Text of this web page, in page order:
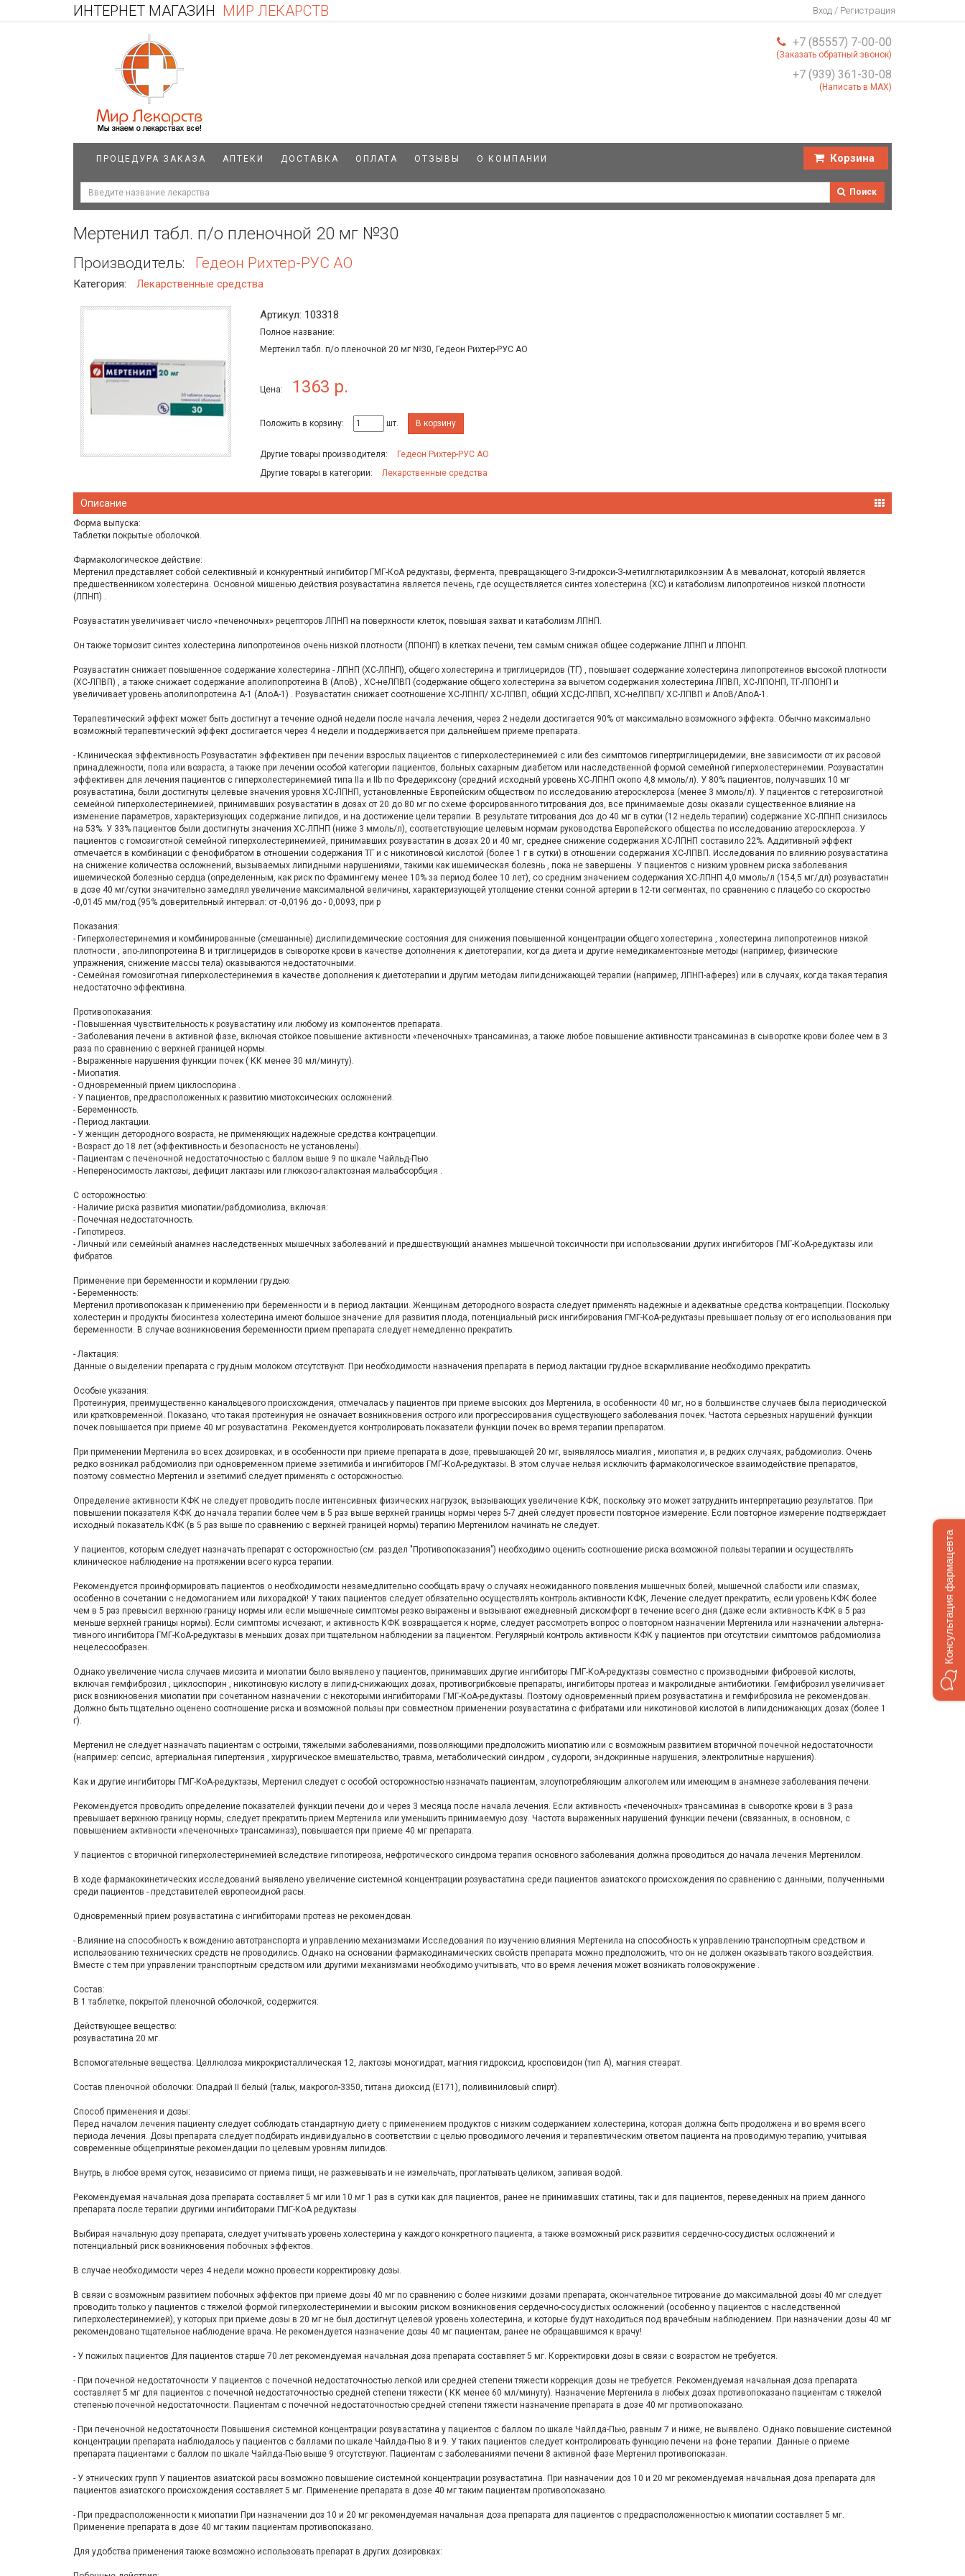
ИНТЕРНЕТ МАГАЗИН МИР ЛЕКАРСТВ Вход / Регистрация
+7 (85557) 7-00-00
(Заказать обратный звонок)
+7 (939) 361-30-08
(Написать в MAX)
ПРОЦЕДУРА ЗАКАЗА АПТЕКИ ДОСТАВКА ОПЛАТА ОТЗЫВЫ О КОМПАНИИ Корзина
Поиск
Мертенил табл. п/о пленочной 20 мг №30
Производитель: Гедеон Рихтер-РУС АО
Категория: Лекарственные средства
Артикул: 103318
Полное название:
Мертенил табл. п/о пленочной 20 мг №30, Гедеон Рихтер-РУС АО
Цена: 1363 р.
Положить в корзину: шт. В корзину
Другие товары производителя:
Гедеон Рихтер-РУС АО
Другие товары в категории:
Лекарственные средства
Описание
Форма выпуска:
Таблетки покрытые оболочкой.
Фармакологическое действие:
Мертенил представляет собой селективный и конкурентный ингибитор ГМГ-КоА редуктазы, фермента, превращающего З-гидрокси-З-метилглютарилкоэнзим А в мевалонат, который является
предшественником холестерина. Основной мишенью действия розувастатина является печень, где осуществляется синтез холестерина (ХС) и катаболизм липопротеинов низкой плотности
(ЛПНП) .
Розувастатин увеличивает число «печеночных» рецепторов ЛПНП на поверхности клеток, повышая захват и катаболизм ЛПНП.
Он также тормозит синтез холестерина липопротеинов очень низкой плотности (ЛПОНП) в клетках печени, тем самым снижая общее содержание ЛПНП и ЛПОНП.
Розувастатин снижает повышенное содержание холестерина - ЛПНП (ХС-ЛПНП), общего холестерина и триглицеридов (ТГ) , повышает содержание холестерина липопротеинов высокой плотности
(ХС-ЛПВП) , а также снижает содержание аполипопротеина В (АпоВ) , ХС-неЛПВП (содержание общего холестерина за вычетом содержания холестерина ЛПВП, ХС-ЛПОНП, ТГ-ЛПОНП и
увеличивает уровень аполипопротеина А-1 (АпоА-1) . Розувастатин снижает соотношение ХС-ЛПНП/ ХС-ЛПВП, общий ХСДС-ЛПВП, ХС-неЛПВП/ ХС-ЛПВП и АпоВ/АпоА-1.
Терапевтический эффект может быть достигнут а течение одной недели после начала лечения, через 2 недели достигается 90% от максимально возможного эффекта. Обычно максимально
возможный терапевтический эффект достигается через 4 недели и поддерживается при дальнейшем приеме препарата.
- Клиническая эффективность Розувастатин эффективен при печении взрослых пациентов с гиперхолестеринемией с или без симптомов гипертриглицеридемии, вне зависимости от их расовой
принадлежности, пола или возраста, а также при лечении особой категории пациентов, больных сахарным диабетом или наследственной формой семейной гиперхолестеринемии. Розувастатин
эффективен для лечения пациентов с гиперхолестеринемией типа IIа и IIb по Фредериксону (сред­ний исходный уровень ХС-ЛПНП окопо 4,8 ммоль/л). У 80% пациентов, получавших 10 мг
розувастатина, были достигнуты целевые значения уровня ХС-ЛПНП, установленные Европейским обществом по исследованию атеросклероза (менее 3 ммоль/л). У пациентов с гетерозиготной
семейной гиперхолестеринемией, принимавших розувастатин в дозах от 20 до 80 мг по схеме форсированного титрования доз, все принимаемые дозы оказали существенное влияние на
изменение параметров, характеризующих содержание липидов, и на достижение цели терапии. В результате титрования доз до 40 мг в сутки (12 недель терапии) содержание ХС-ЛПНП снизилось
на 53%. У 33% пациентов были достигнуты значения ХС-ЛПНП (ниже 3 ммоль/л), соответствующие целевым нормам руководства Европейского общества по исследованию атеросклероза. У
пациентов с гомозиготной семейной гиперхолестеринемией, принимавших розувастатин в дозах 20 и 40 мг, среднее снижение содержания ХС-ЛПНП составило 22%. Аддитивный эффект
отмечается в комбинации с фенофибратом в отношении содержания ТГ и с никотиновой кислотой (более 1 г в сутки) в отношении содержания ХС-ЛПВП. Исследования по влиянию розувастатина
на снижение количества осложнений, вызываемых липидными нарушениями, такими как ишемическая болезнь , пока не завершены. У пациентов с низким уровнем риска заболевания
ишемической болезнью сердца (определенным, как риск по Фрамингему менее 10% за период более 10 лет), со средним значением содержания ХС-ЛПНП 4,0 ммоль/л (154,5 мг/дл) розувастатин
в дозе 40 мг/сутки значительно замедлял увеличение максимальной величины, характеризующей утолщение стенки сонной артерии в 12-ти сегментах, по сравнению с плацебо со скоростью
-0,0145 мм/год (95% доверительный интервал: от -0,0196 до - 0,0093, при р
Показания:
- Гиперхолестеринемия и комбинированные (смешанные) дислипидемические состояния для снижения повышенной концентрации общего холестерина , холестерина липопротеинов низкой
плотности , апо-липопротеина В и триглицеридов в сыворотке крови в качестве дополнения к диетотерапии, когда диета и другие немедикаментозные методы (например, физические
упражнения, снижение массы тела) оказываются недостаточными.
- Семейная гомозиготная гиперхолестеринемия в качестве дополнения к диетотерапии и другим методам липидснижающей терапии (например, ЛПНП-аферез) или в случаях, когда такая терапия
недостаточно эффективна.
Противопоказания:
- Повышенная чувствительность к розувастатину или любому из компонентов препарата.
- Заболевания печени в активной фазе, включая стойкое повышение активности «печеночных» трансаминаз, а также любое повышение активности трансаминаз в сыворотке крови более чем в 3
раза по сравнению с верхней границей нормы.
- Выраженные нарушения функции почек ( КК менее 30 мл/минуту).
- Миопатия.
- Одновременный прием циклоспорина .
- У пациентов, предрасположенных к развитию миотоксических осложнений.
- Беременность.
- Период лактации.
- У женщин детородного возраста, не применяющих надежные средства контрацепции.
- Возраст до 18 лет (эффективность и безопасность не установлены).
- Пациентам с печеночной недостаточностью с баллом выше 9 по шкале Чайльд-Пью.
- Непереносимость лактозы, дефицит лактазы или глюкозо-галактозная мальабсорбция .
С осторожностью:
- Наличие риска развития миопатии/рабдомиолиза, включая:
- Почечная недостаточность.
- Гипотиреоз.
- Личный или семейный анамнез наследственных мышечных заболеваний и предшествующий анамнез мышечной токсичности при использовании других ингибиторов ГМГ-КоА-редуктазы или
фибратов.
Применение при беременности и кормлении грудью:
- Беременность:
Мертенил противопоказан к применению при беременности и в период лактации. Женщинам детородного возраста следует применять надежные и адекватные средства контрацепции. Поскольку
холестерин и продукты биосинтеза холестерина имеют большое значение для развития плода, потенциальный риск ингибирования ГМГ-КоА-редуктазы превышает пользу от его использования при
беременности. В случае возникновения беременности прием препарата следует немедленно прекратить.
- Лактация:
Данные о выделении препарата с грудным молоком отсутствуют. При необходимости назначения препарата в период лактации грудное вскармливание необходимо прекратить.
Особые указания:
Протеинурия, преимущественно канальцевого про­исхождения, отмечалась у пациентов при приеме высоких доз Мертенила, в особенности 40 мг, но в большинстве случаев была периодической
или кратковременной. Показано, что такая протеинурия не означает возникновения острого или прогрессирования существующего заболевания почек. Частота серьезных нарушений функции
почек повышается при приеме 40 мг розувастатина. Рекомендуется контролировать показатели функции почек во время терапии препаратом.
При применении Мертенила во всех дозировках, и в особенности при приеме препарата в дозе, пре­вышающей 20 мг, выявлялось миалгия , миопатия и, в редких случаях, рабдомиолиз. Очень
редко воз­никал рабдомиолиз при одновременном приеме эзетимиба и ингибиторов ГМГ-КоА-редуктазы. В этом случае нельзя исключить фармакологическое взаимодействие препаратов,
поэтому совместно Мертенил и эзетимиб следует применять с осто­рожностью.
Определение активности КФК не следует проводить после интенсивных физических нагрузок, вызываю­щих увеличение КФК, поскольку это может затруд­нить интерпретацию результатов. При
повышении по­казателя КФК до начала терапии более чем в 5 раз выше верхней границы нормы через 5-7 дней следу­ет провести повторное измерение. Если повторное измерение подтверждает
исходный показатель КФК (в 5 раз выше по сравнению с верхней границей нормы) терапию Мертенилом начинать не следует.
У пациентов, которым следует назначать препарат с осторожностью (см. раздел "Противопоказания") необходимо оценить соотношение риска возможной пользы терапии и осуществлять
клиническое наблюдение на протяжении всего курса терапии.
Рекомендуется проинформировать пациентов о необходимости незамедлительно сообщать вра­чу о случаях неожиданного появления мышечных болей, мышечной слабости или спазмах,
особен­но в сочетании с недомоганием или лихорадкой! У таких пациентов следует обязательно осуществлять контроль активности КФК, Лечение следует прекра­тить, если уровень КФК более
чем в 5 раз превысил верхнюю границу нормы или если мышечные симптомы резко выражены и вызывают ежедневный дис­комфорт в течение всего дня (даже если активность КФК в 5 раз
меньше верхней границы нормы). Если симптомы исчезают, и активность КФК возвращается к норме, следует рассмотреть вопрос о повторном назначении Мертенила или назначении альтерна­
тивного ингибитора ГМГ-КоА-редуктазы в меньших дозах при тщательном наблюдении за пациентом. Регулярный контроль активности КФК у пациентов при отсутствии симптомов рабдомиолиза
нецеле­сообразен.
Однако увеличение числа случаев миозита и миопатии было выявлено у пациентов, принимавших другие ингибиторы ГМГ-КоА-редуктазы совместно с производными фиброевой кислоты,
включая гемфиброзил , циклоспорин , никотиновую кислоту в липид-снижающих дозах, противогрибковые препараты, ингибиторы протеаз и макролидные антибиотики. Гемфиброзил увеличивает
риск возникновения миопатии при сочетанном назначении с некоторыми ингибиторами ГМГ-КоА-редуктазы. Поэтому одно­временный прием розувастатина и гемфиброзила не рекомендован.
Должно быть тщательно оценено соотношение риска и возможной пользы при со­вместном применении розувастатина с фибратами или никотиновой кислотой в липидснижающих дозах (более 1
г).
Мертенил не следует назначать пациентам с остры­ми, тяжелыми заболеваниями, позволяющими пред­положить миопатию или с возможным развитием вторичной почечной недостаточности
(например: сепсис, артериальная гипертензия , хирургическое вмешательство, травма, метаболический синдром , судороги, эндокринные нарушения, электролитные нарушения).
Как и другие ингибиторы ГМГ-КоА-редуктазы, Мертенил следует с особой осторожностью назначать пациентам, злоупотребляющим алкоголем или име­ющим в анамнезе заболевания печени.
Рекомендуется проводить определение показателей функции печени до и через 3 месяца после начала лечения. Если активность «печеночных» трансаминаз в сыворотке крови в 3 раза
превышает верхнюю гра­ницу нормы, следует прекратить прием Мертенила или уменьшить принимаемую дозу. Частота выраженных нарушений функции печени (связанных, в основном, с
повышением активности «печеночных» трансами­наз), повышается при приеме 40 мг препарата.
У пациентов с вторичной гиперхолестеринемией вследствие гипотиреоза, нефротического синдрома терапия основного заболевания должна проводить­ся до начала лечения Мертенилом.
В ходе фармакокинетических исследований вы­явлено увеличение системной концентрации ро­зувастатина среди пациентов азиатского проис­хождения по сравнению с данными, полученными
среди пациентов - представителей европеоидной расы.
Одновременный прием розувастатина с ингиби­торами протеаз не рекомендован.
- Влияние на способность к вождению автотранспорта и управлению механизмами Исследования по изучению влияния Мертенила на способность к управлению транспортным сред­ством и
использованию технических средств не проводились. Однако на основании фармакодинамических свойств препарата можно предположить, что он не должен оказывать такого воздей­ствия.
Вместе с тем при управлении транспортным средством или другими механизмами необходимо учитывать, что во время лечения может возникать го­ловокружение .
Состав:
В 1 таблетке, покрытой пленочной оболочкой, содержится:
Действующее вещество:
розувастатина 20 мг.
Вспомогательные вещества: Целлюлоза микрокристаллическая 12, лактозы моногидрат, магния гидроксид, кросповидон (тип А), магния стеарат.
Состав пленочной оболочки: Опадрай II белый (тальк, макрогол-3350, титана диоксид (Е171), поливиниловый спирт).
Способ применения и дозы:
Перед началом лечения пациенту следует соблюдать стандартную диету с применением продуктов с низким содержанием холестерина, которая должна быть продолжена и во время всего
периода лечения. Дозы препарата следует подбирать индивидуально в соответствии с целью проводимого лечения и терапевтическим ответом пациента на проводимую терапию, учитывая
современные общепринятые рекомендации по целевым уровням липидов.
Внутрь, в любое время суток, независимо от приема пищи, не разжевывать и не измельчать, проглатывать целиком, запивая водой.
Рекомендуемая начальная доза препарата составляет 5 мг или 10 мг 1 раз в сутки как для пациентов, ранее не принимавших статины, так и для пациентов, переведенных на прием данного
препарата после терапии другими ингибиторами ГМГ-КоА редуктазы.
Выбирая начальную дозу препарата, следует учитывать уровень холестерина у каждого конкретного пациента, а также возможный риск развития сердечно-сосудистых осложнений и
потенциальный риск возникновения побочных эффектов.
В случае необходимости через 4 недели можно провести корректировку дозы.
В связи с возможным развитием побочных эффектов при приеме дозы 40 мг по сравнению с более низкими дозами препарата, окончательное титрование до максимальной дозы 40 мг следует
проводить только у пациентов с тяжелой формой гиперхолестеринемии и высоким риском возникновения сердечно-сосудистых осложнений (особенно у пациентов с наследственной
гиперхолестеринемией), у которых при приеме дозы в 20 мг не был достигнут целевой уровень холестерина, и которые будут находиться под врачебным наблюдением. При назначении дозы 40 мг
рекомендовано тщательное наблюдение врача. Не рекомендуется назначение дозы 40 мг пациентам, ранее не обращавшимся к врачу!
- У пожилых пациентов Для пациентов старше 70 лет рекомендуемая начальная доза препарата составпяет 5 мг. Корректировки дозы в связи с возрастом не требуется.
- При почечной недостаточности У пациентов с почечной недостаточностью легкой или средней степени тяжести коррекция дозы не требуется. Рекомендуемая начальная доза препарата
составляет 5 мг для пациентов с почечной недостаточностью средней степени тяжести ( КК менее 60 мл/минуту). Назначение Мертенила в любых дозах противопоказано пациентам с тяжелой
степенью почечной недостаточности. Пациентам с почечной недостаточностью средней степени тяжести назначение препарата в дозе 40 мг противопоказано.
- При печеночной недостаточности Повышения системной концентрации розувастатина у пациентов с баллом по шкале Чайлда-Пью, равным 7 и ниже, не выявлено. Однако повышение системной
концентрации препарата наблюдалось у пациентов с баллами по шкале Чайлда-Пью 8 и 9. У таких пациентов следует контролировать функцию печени на фоне терапии. Данные о приеме
препарата пациентами с бал­лом по шкале Чайлда-Пью выше 9 отсутствуют. Пациентам с заболеваниями печени 8 активной фазе Мертенил противопоказан.
- У этнических групп У пациентов азиатской расы возможно повышение системной концентрации розувастатина. При назначении доз 10 и 20 мг рекомендуемая начальная доза препарата для
пациентов азиатского происхождения составляет 5 мг. Применение препарата в дозе 40 мг таким пациентам противопоказано.
- При предрасположенности к миопатии При назначении доз 10 и 20 мг рекомендуемая начальная доза препарата для пациентов с предрасположенностью к миопатии составляет 5 мг.
Применение препарата в дозе 40 мг таким пациентам противопоказано.
Для удобства применения также возможно использовать препарат в других дозировках:
Консультация фармацевта